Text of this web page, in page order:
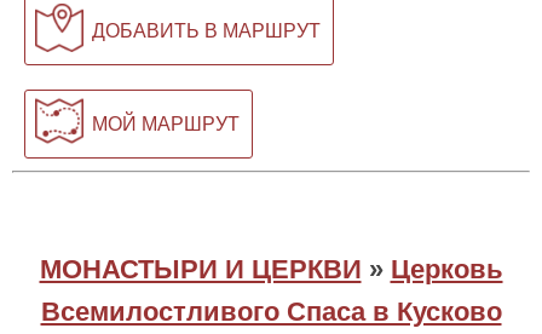
ДОБАВИТЬ В МАРШРУТ
МОЙ МАРШРУТ
МОНАСТЫРИ И ЦЕРКВИ » Церковь
Всемилостливого Спаса в Кусково